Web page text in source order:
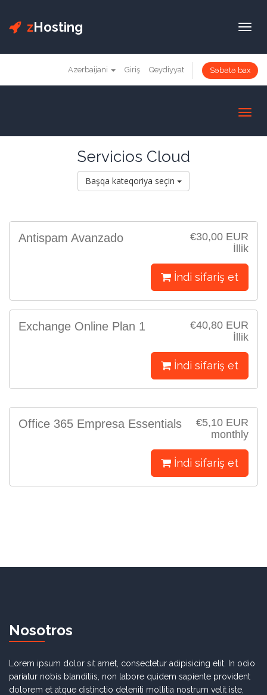
zHosting
Azerbaijani Giriş Qeydiyyat Səbətə bax
Servicios Cloud
Başqa kateqoriya seçin
€30,00 EUR
İllik
Antispam Avanzado
İndi sifariş et
€40,80 EUR
İllik
Exchange Online Plan 1
İndi sifariş et
€5,10 EUR
monthly
Office 365 Empresa Essentials
İndi sifariş et
Nosotros
Lorem ipsum dolor sit amet, consectetur adipisicing elit. In odio
pariatur nobis blanditiis, non labore quidem sapiente provident
dolorem et atque distinctio deleniti mollitia nostrum velit iste,